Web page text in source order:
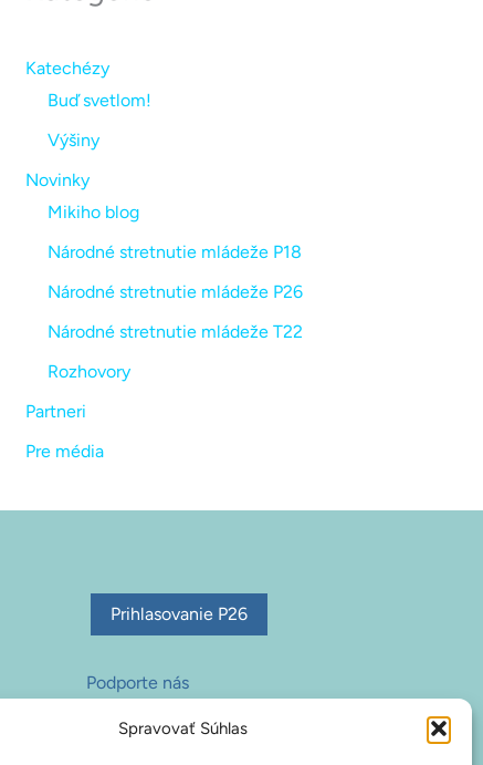
Spravovať Súhlas
Katechézy
Buď svetlom!
Výšiny
Novinky
Mikiho blog
Národné stretnutie mládeže P18
Národné stretnutie mládeže P26
Národné stretnutie mládeže T22
Rozhovory
Partneri
Pre média
Prihlasovanie P26
Podporte nás
Zásady používania súborov cookie